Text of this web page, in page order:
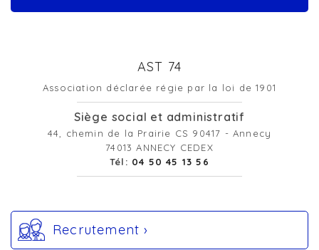
AST 74
Association déclarée régie par la loi de 1901
Siège social et administratif
44, chemin de la Prairie CS 90417 - Annecy
74013 ANNECY CEDEX
Tél: 04 50 45 13 56
Recrutement ›